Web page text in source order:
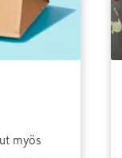
myös